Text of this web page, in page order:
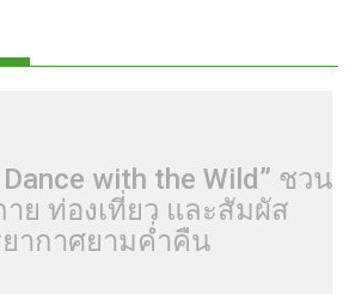
with the Wild” ชวน
ย ท่องเที่ยว และสัมผัส
ากาศยามค่ำคืน